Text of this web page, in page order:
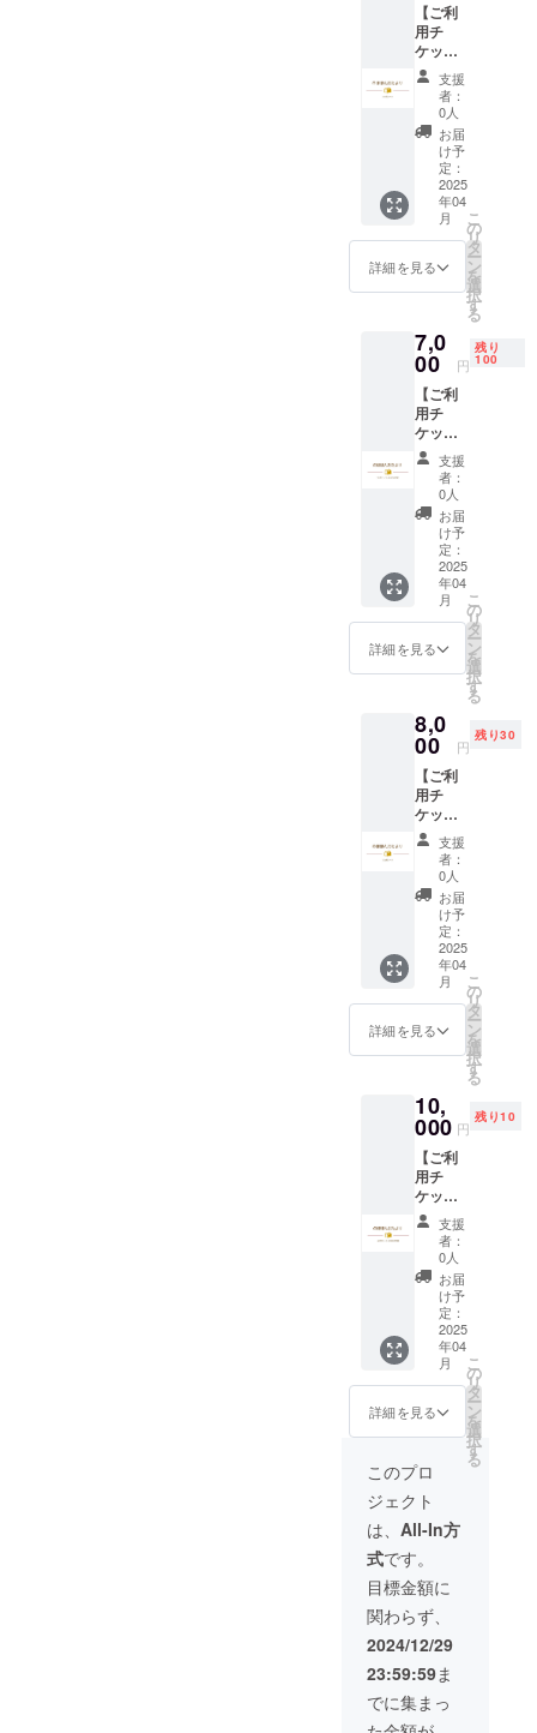
女子大生
たった一人
でアイデア
を考えなが
ら、一生懸
命取り組ん
でおりま
す。
さまの力を
さい...！
応援よろし
くお願いい
たします！
【ご利
用チ
ケッ
ト】 の
ほほん
おたよ
り 文
通サー
ビスご
利用チ
ケッ
ト ３
カ月分
◎住所
選択特
ポン
コード
をお送
りしま
す） ・
shop
ページ
にてご
利用い
ただけ
ます。
shop
ページ
詳細
は
https://
nhhn-
stores.j
また
は 自
ページ
の「の
ほほん
おたよ
りshop
ペー
ジ」よ
りご確
認くだ
さい。
・１人
１回の
み使用
可能 ・
7月31日
支援
者：
0人
お届
け予
定：
2025
年04
月
詳細を見る
こ
の
リ
タ
ー
ン
を
選
択
す
る
7,0
00 円
残り
100
【ご利
用チ
ケット
＋お礼
のお手
紙】 の
ほほん
おたよ
り 文
通サー
ビスご
利用チ
ケッ
ト ３
カ月分
典付き
（クー
ポン
コード
をお送
りしま
す） ・
shop
ページ
にてご
利用い
ただけ
ます。
shop
ページ
詳細
は
stores.j
p/
は 自
己紹介
ページ
の「の
ほほん
おたよ
りshop
ペー
ジ」よ
りご確
認くだ
さい。
・１人
１回の
有効期
2025年
7月31日
お手紙
感謝の
気持ち
を込め
て、お
手紙を
お送り
支援
者：
0人
お届
け予
定：
2025
年04
月
詳細を見る
こ
の
リ
タ
ー
ン
を
選
択
す
る
8,0
00 円
残り30
【ご利
用チ
ケッ
ト】 の
ほほん
おたよ
り 文
通サー
ビスご
利用チ
ケッ
ト ６
カ月分
◎住所
選択特
ポン
コード
をお送
りしま
す） ・
shop
ページ
にてご
利用い
ただけ
ます。
shop
ページ
詳細
は
https://
nhhn-
stores.j
p/
は 自
己紹介
ページ
の「の
ほほん
おたよ
りshop
ペー
りご確
認くだ
さい。
支援
者：
0人
お届
け予
定：
2025
年04
月
詳細を見る
こ
の
リ
タ
ー
ン
を
選
択
す
る
10,
000 円
残り10
【ご利
用チ
ケット
＋お礼
のお手
紙】 の
ほほん
おたよ
り 文
通サー
ビスご
利用チ
ケッ
ト ６
カ月分
選択特
典付き
（クー
ポン
コード
をお送
りしま
す） ・
shop
ページ
にてご
利用い
ただけ
ます。
支援
者：
0人
お届
け予
定：
2025
年04
月
詳細を見る
こ
の
リ
タ
ー
ン
を
選
択
す
る
このプロ
ジェクト
は、 All-In方
式です。
目標金額に
関わらず、
2024/12/29
23:59:59ま
でに集まっ